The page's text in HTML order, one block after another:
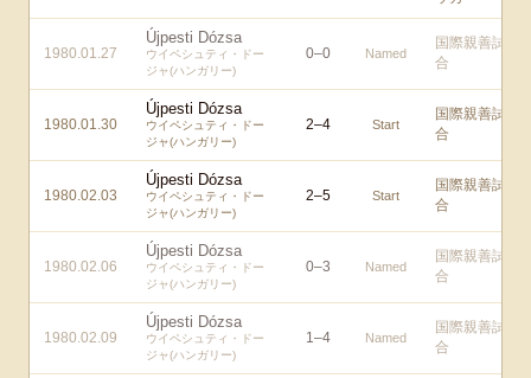
1980.01.27
Újpesti Dózsa
ウイペシュティ・ドー
ジャ(ハンガリー)
0–0 Named
国際親善試
合
1980.01.30
Újpesti Dózsa
ウイペシュティ・ドー
ジャ(ハンガリー)
2–4 Start
国際親善試
合
1980.02.03
Újpesti Dózsa
ウイペシュティ・ドー
ジャ(ハンガリー)
2–5 Start
国際親善試
合
1980.02.06
Újpesti Dózsa
ウイペシュティ・ドー
ジャ(ハンガリー)
0–3 Named
国際親善試
合
1980.02.09
Újpesti Dózsa
ウイペシュティ・ドー
ジャ(ハンガリー)
1–4 Named
国際親善試
合